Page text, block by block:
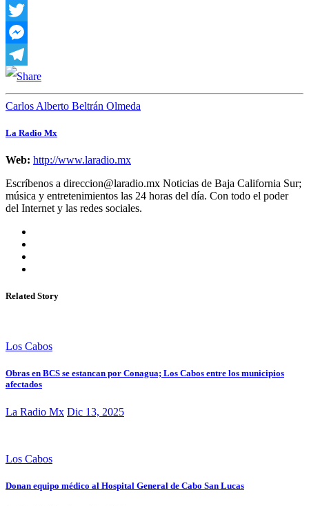
Facebook
Twitter
Messenger
Telegram
Carlos Alberto Beltrán Olmeda
La Radio Mx
Web: http://www.laradio.mx
Escríbenos a direccion@laradio.mx Noticias de Baja California Sur;
música y entretenimientos las 24 horas del día. Con todo el poder
del Internet y las redes sociales.
Related Story
Los Cabos
Obras en BCS se estancan por Conagua; Los Cabos entre los municipios
afectados
La Radio Mx Dic 13, 2025
Los Cabos
Donan equipo médico al Hospital General de Cabo San Lucas